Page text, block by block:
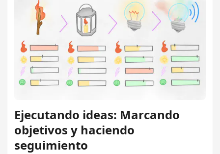
unos consejos para gestionar estas aportaciones y
críticas. Este artículo continúa la serie ¿Cómo
implementar ideas sin asesinar a nadie?: ...
Ejecutando ideas: Marcando
objetivos y haciendo
seguimiento